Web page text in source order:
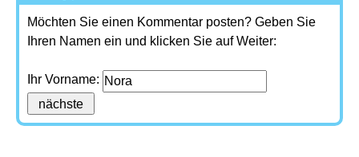
Möchten Sie einen Kommentar posten? Geben Sie
Ihren Namen ein und klicken Sie auf Weiter:
Ihr Vorname: